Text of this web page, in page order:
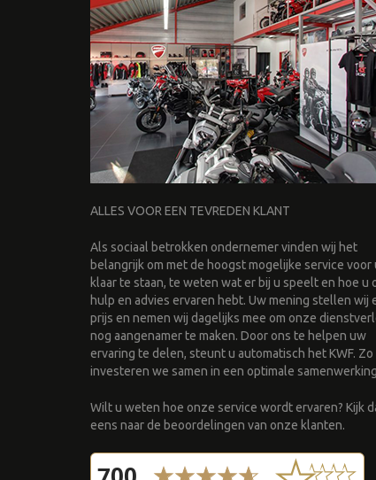
ALLES VOOR EEN TEVREDEN KLANT
Als sociaal betrokken ondernemer vinden wij het
belangrijk om met de hoogst mogelijke service voor
klaar te staan, te weten wat er bij u speelt en hoe u
hulp en advies ervaren hebt. Uw mening stellen wij
prijs en nemen wij dagelijks mee om onze
nog aangenamer te maken. Door ons te helpen uw
ervaring te delen, steunt u automatisch het KWF. Zo
investeren we samen in een optimale
Wilt u weten hoe onze service wordt ervaren? Kijk
eens naar de beoordelingen van onze klanten.